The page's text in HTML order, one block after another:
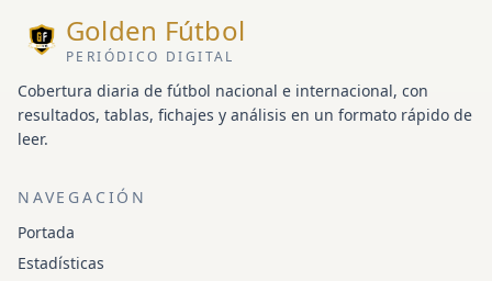
Golden Fútbol
PERIÓDICO DIGITAL
Cobertura diaria de fútbol nacional e internacional, con
resultados, tablas, fichajes y análisis en un formato rápido de
leer.
NAVEGACIÓN
Portada
Estadísticas